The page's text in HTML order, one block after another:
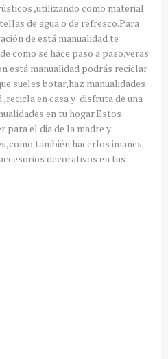
,utilizando como material
de agua o de refresco.Para
de está manualidad te
como se hace paso a paso,veras
está manualidad podrás reciclar
sueles botar,haz manualidades
en casa y disfruta de una
en tu hogar.Estos
para el dia de la madre y
también hacerlos imanes
decorativos en tus